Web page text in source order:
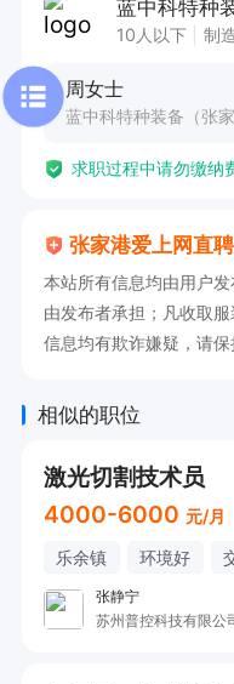
蓝中科特种
10人以下 制
周女士
蓝中科特种装备（张
求职过程中请勿缴纳
张家港爱上网直
本站所有信息均由用户
由发布者承担；凡收取
信息均有欺诈嫌疑，请保
相似的职位
激光切割技术员
4000-6000 元/月
乐余镇 环境好
张静宁
苏州普控科技有限公